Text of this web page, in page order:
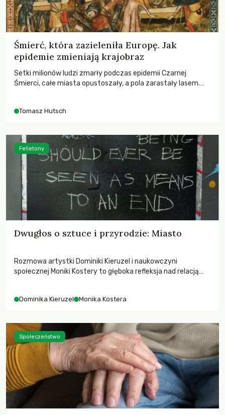
Śmierć, która zazieleniła Europę. Jak
epidemie zmieniają krajobraz
Setki milionów ludzi zmarły podczas epidemii Czarnej
Śmierci, całe miasta opustoszały, a pola zarastały lasem.
największych katastrof w swoich dziejach.
Tomasz Hutsch
Dwugłos o sztuce i przyrodzie: Miasto
Rozmowa artystki Dominiki Kieruzel i naukowczyni
społecznej Moniki Kostery to głęboka refleksja nad relacją
Dominika Kieruzel Monika Kostera
Felietony
Społeczeństwo